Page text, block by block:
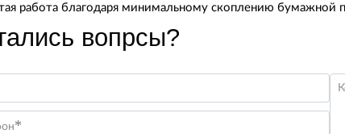
работа благодаря минимальному скоплению бумажной
вопрсы?
*